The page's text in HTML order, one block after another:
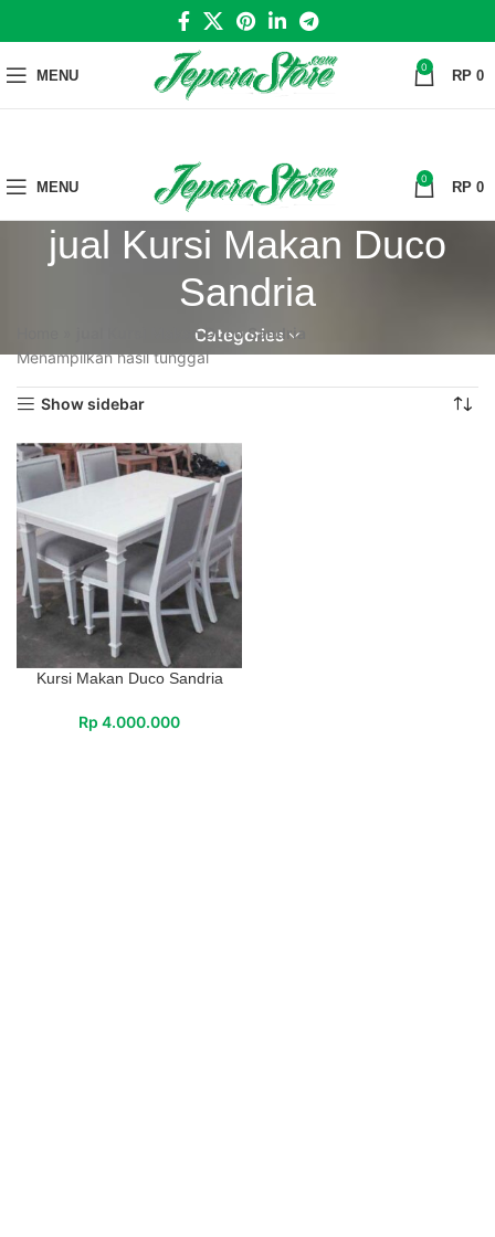
MENU 0 RP 0
MENU 0 RP 0
jual Kursi Makan Duco
Sandria
Categories
jual Kursi Makan Duco Sandria
Menampilkan hasil tunggal
Show sidebar
Kursi Makan Duco Sandria
Rp 4.000.000